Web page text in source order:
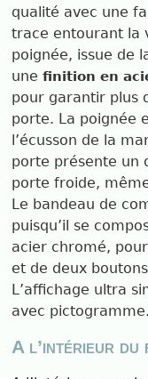
qualité avec une
trace entourant la
poignée, issue de
unefinition en
pour garantir plus
porte. La poignée
l’écusson de la
porte présente un
porte froide,
Le bandeau de
puisqu’il se
acier chromé,
et de deux
L’affichage ultra
avec pictogramme.
A l’intérieur du